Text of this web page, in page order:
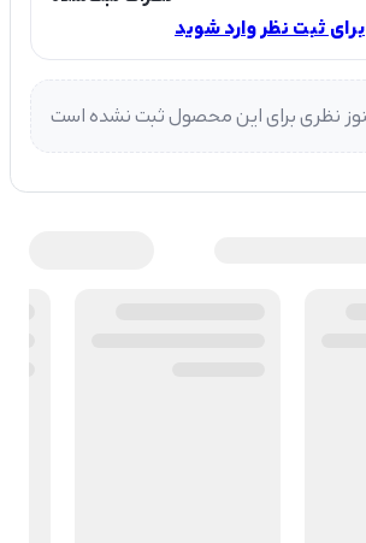
برای ثبت نظر وارد شوید